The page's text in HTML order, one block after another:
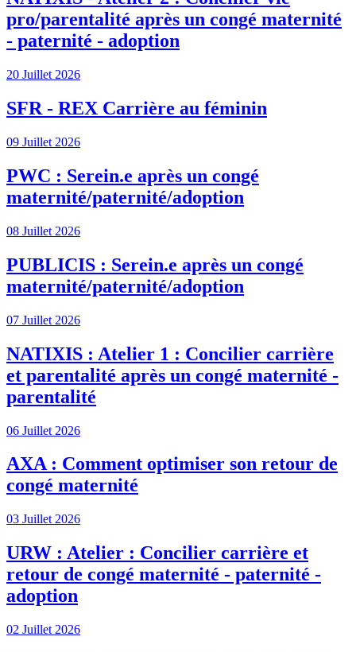
pro/parentalité après un congé maternité
- paternité - adoption
20 Juillet 2026
SFR - REX Carrière au féminin
09 Juillet 2026
PWC : Serein.e après un congé
maternité/paternité/adoption
08 Juillet 2026
PUBLICIS : Serein.e après un congé
maternité/paternité/adoption
07 Juillet 2026
NATIXIS : Atelier 1 : Concilier carrière
et parentalité après un congé maternité -
parentalité
06 Juillet 2026
AXA : Comment optimiser son retour de
congé maternité
03 Juillet 2026
URW : Atelier : Concilier carrière et
retour de congé maternité - paternité -
adoption
02 Juillet 2026